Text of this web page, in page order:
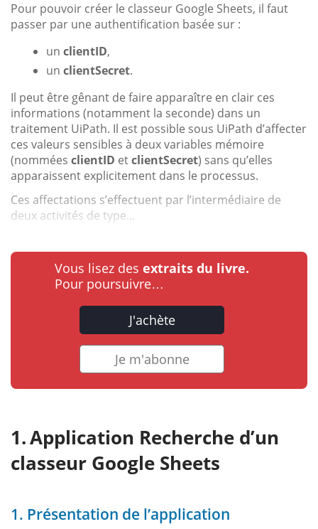
Pour pouvoir créer le classeur Google Sheets, il faut
passer par une authentification basée sur :
un clientID,
un clientSecret.
Il peut être gênant de faire apparaître en clair ces
informations (notamment la seconde) dans un
traitement UiPath. Il est possible sous UiPath d’affecter
ces valeurs sensibles à deux variables mémoire
(nommées clientID etclientSecret) sans qu’elles
apparaissent explicitement dans le processus.
Ces affectations s’effectuent par l’intermédiaire de
deux activités de type...
Vous lisez des extraits du livre.
Pour poursuivre…
J'achète
Je m'abonne
Application Recherche d’un
classeur Google Sheets
1. Présentation de l’application